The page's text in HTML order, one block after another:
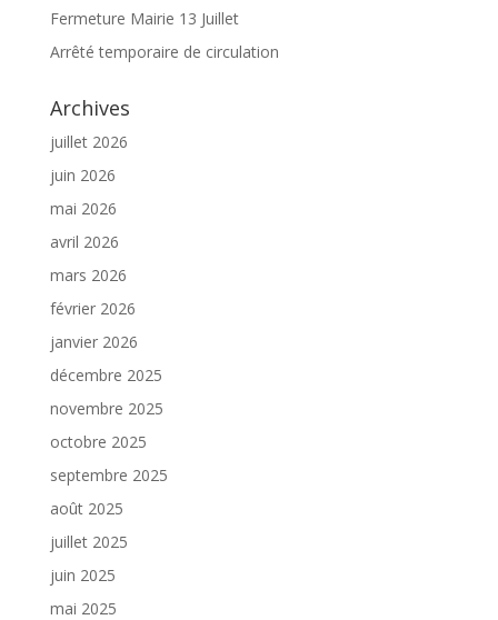
Fermeture Mairie 13 Juillet
Arrêté temporaire de circulation
Archives
juillet 2026
juin 2026
mai 2026
avril 2026
mars 2026
février 2026
janvier 2026
décembre 2025
novembre 2025
octobre 2025
septembre 2025
août 2025
juillet 2025
juin 2025
mai 2025